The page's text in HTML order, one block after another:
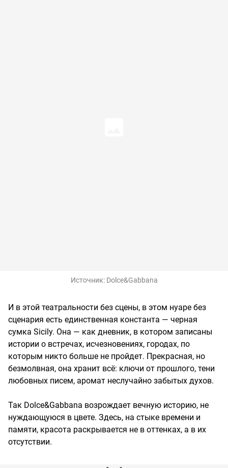
Источник: Dolce&Gabbana
И в этой театральности без сцены, в этом нуаре без
сценария есть единственная константа — черная
сумка Sicily. Она — как дневник, в котором записаны
истории о встречах, исчезновениях, городах, по
которым никто больше не пройдет. Прекрасная, но
безмолвная, она хранит всё: ключи от прошлого, тени
любовных писем, аромат неслучайно забытых духов.
Так Dolce&Gabbana возрождает вечную историю, не
нуждающуюся в цвете. Здесь, на стыке времени и
памяти, красота раскрывается не в оттенках, а в их
отсутствии.